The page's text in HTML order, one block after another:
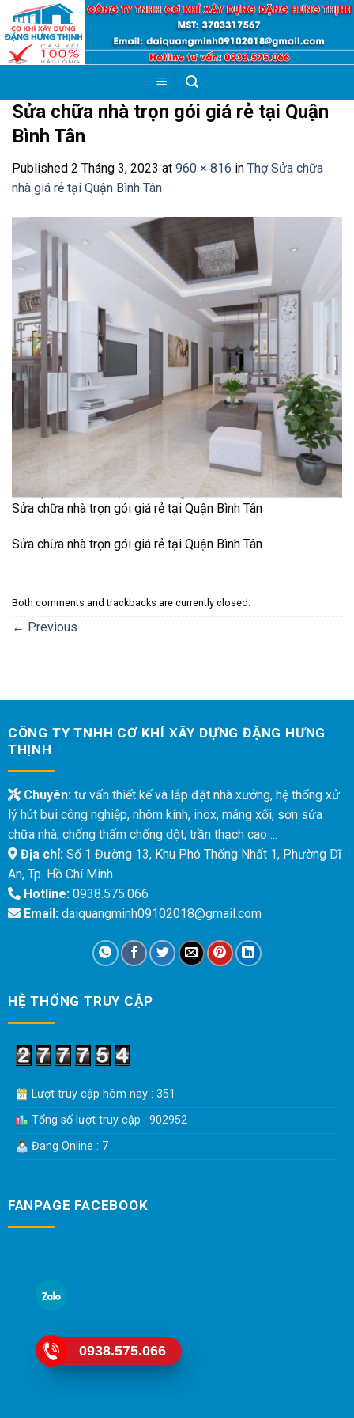
Skip
content
Sửa chữa nhà trọn gói giá rẻ tại Quận
Bình Tân
Published 2 Tháng 3, 2023 at 960 × 816 in Thợ Sửa chữa
nhà giá rẻ tại Quận Bình Tân
Sửa chữa nhà trọn gói giá rẻ tại Quận Bình Tân
Sửa chữa nhà trọn gói giá rẻ tại Quận Bình Tân
Both comments and trackbacks are currently closed.
← Previous
CÔNG TY TNHH CƠ KHÍ XÂY DỰNG ĐẶNG HƯNG
THỊNH
Chuyên:tư vấn thiết kế và lắp đặt nhà xưởng, hệ thống xử
lý hút bụi công nghiệp, nhôm kính, inox, máng xối, sơn sửa
chữa nhà, chống thấm chống dột, trần thạch cao ...
Địa chỉ:Số 1 Đường 13, Khu Phó Thống Nhất 1, Phường Dĩ
An, Tp. Hồ Chí Minh
Hotline:0938.575.066
Email:daiquangminh09102018@gmail.com
HỆ THỐNG TRUY CẬP
Lượt truy cập hôm nay : 351
Tổng số lượt truy cập : 902952
Đang Online : 7
FANPAGE FACEBOOK
0938.575.066